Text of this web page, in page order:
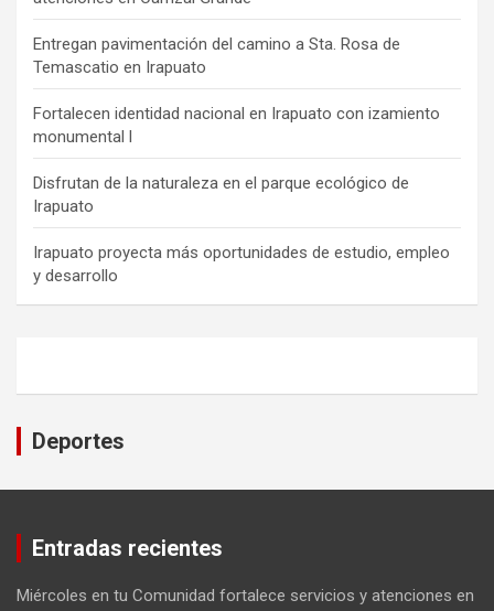
Entregan pavimentación del camino a Sta. Rosa de
Temascatio en Irapuato
Fortalecen identidad nacional en Irapuato con izamiento
monumental l
Disfrutan de la naturaleza en el parque ecológico de
Irapuato
Irapuato proyecta más oportunidades de estudio, empleo
y desarrollo
Deportes
Entradas recientes
Miércoles en tu Comunidad fortalece servicios y atenciones en